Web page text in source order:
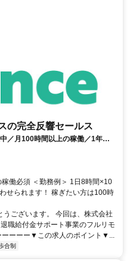
の完全反響セールス
／月100時間以上の稼働／1年目
ばOK／アポ取りなし提案のみ／
働必須 ＜勤務例＞ 1日8時間×10
せられます！ 稼ぎたい方は100時
ございます。 今回は、株式会社
職給付金サポート事業のフルリモ
ーーーー▼この求人のポイント▼...
合制